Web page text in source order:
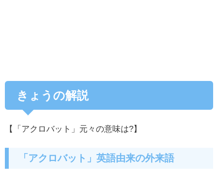
きょうの解説
【「アクロバット」元々の意味は?】
「アクロバット」英語由来の外来語